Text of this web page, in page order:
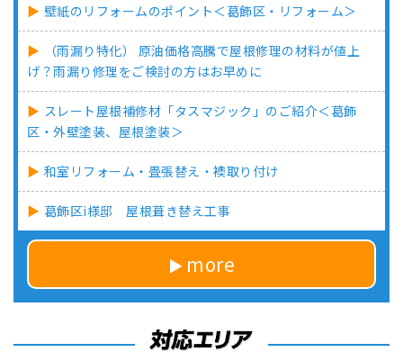
壁紙のリフォームのポイント＜葛飾区・リフォーム＞
（雨漏り特化） 原油価格高騰で屋根修理の材料が値上
げ？雨漏り修理をご検討の方はお早めに
スレート屋根補修材「タスマジック」のご紹介＜葛飾
区・外壁塗装、屋根塗装＞
和室リフォーム・畳張替え・襖取り付け
葛飾区i様邸 屋根葺き替え工事
more